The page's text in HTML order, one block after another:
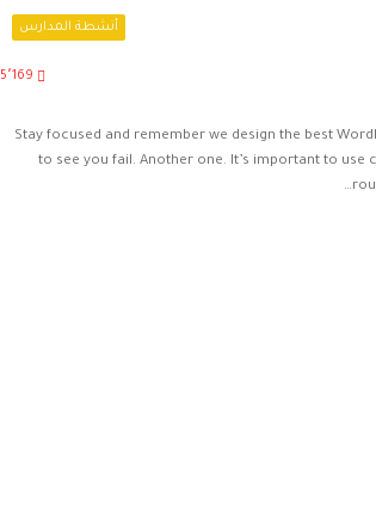
أنشطة المدارس
5٬169
Stay focused and remember we design the best
to see you fail. Another one. It’s important to use